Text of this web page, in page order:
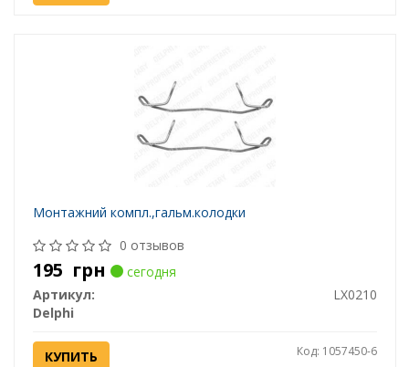
Монтажний компл.,гальм.колодки
0 отзывов
195 грн
сегодня
Артикул:
LX0210
Delphi
КУПИТЬ Код: 1057450-6